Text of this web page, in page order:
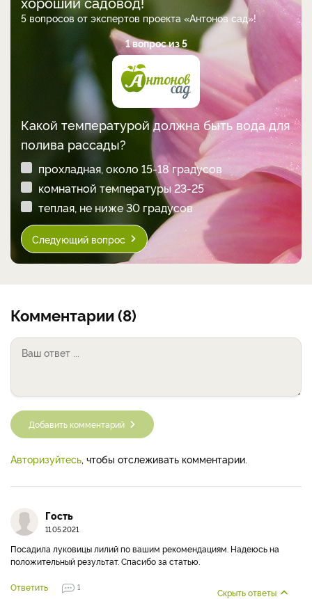
5 вопросов от экспертов проекта «Антонов сад»!
1 вопрос из 5
Какой температурой должна быть вода для
полива рассады?
прохладная, около 15-18 градусов
комнатной температуры 23-25
теплая, не ниже 30 градусов
Следующий вопрос
Комментарии (8)
Добавить комментарий
Авторизуйтесь , чтобы отслеживать комментарии.
Гость
11.05.2021
Посадила луковицы лилий по вашим рекомендациям. Надеюсь на
положительный результат. Спасибо за статью.
Ответить 1 Скрыть ответы